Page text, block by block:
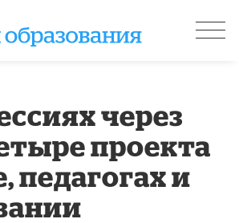
через
проекта
педагогах и